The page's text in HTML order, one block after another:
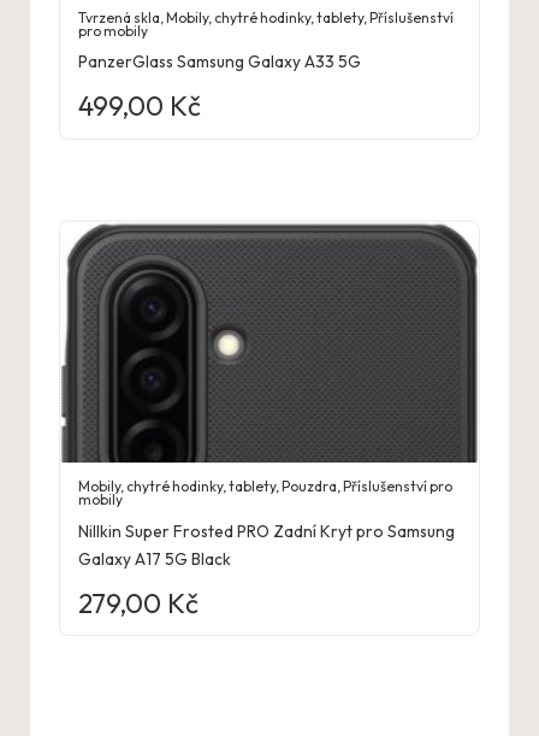
Tvrzená skla ,Mobily, chytré hodinky, tablety,Příslušenství
pro mobily
PanzerGlass Samsung Galaxy A33 5G
499,00 Kč
Mobily, chytré hodinky, tablety,Pouzdra,Příslušenství pro
mobily
Nillkin Super Frosted PRO Zadní Kryt pro Samsung
Galaxy A17 5G Black
279,00 Kč